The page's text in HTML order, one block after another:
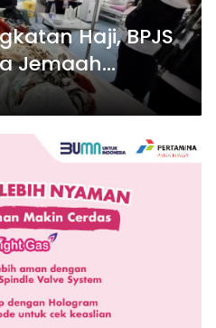
Haji, BPJS
Jemaah